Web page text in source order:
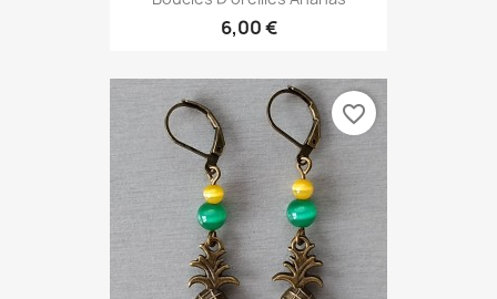
6,00 €
favorite_border